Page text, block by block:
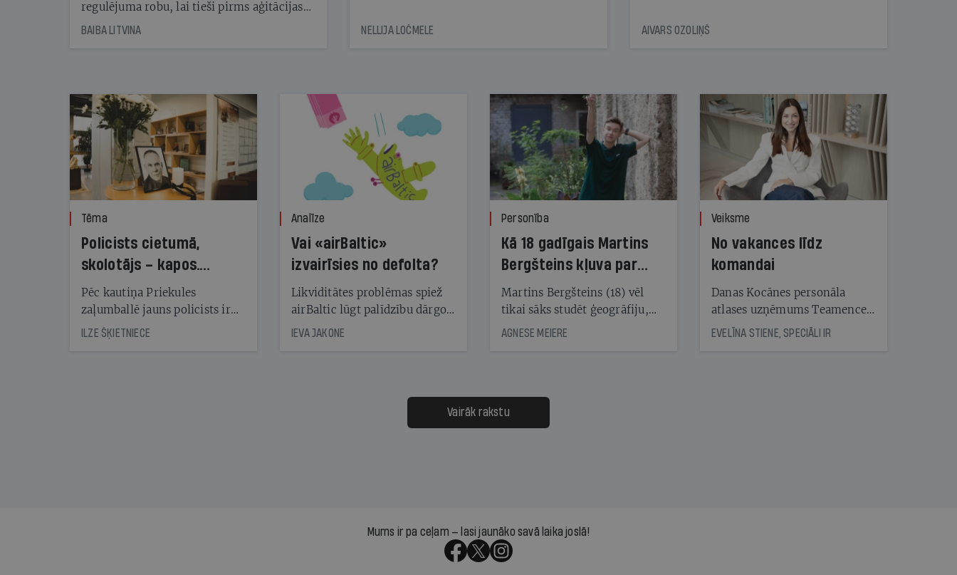
regulējuma robu, lai tieši pirms aģitācijas
starta izreklamētos par summu, kas
BAIBA LITVINA NELLIJA LOČMELE AIVARS OZOLIŅŠ
Tēma
Policists cietumā,
skolotājs – kapos.
Reibuma cena Priekulē
Pēc kautiņa Priekules
zaļumballē jauns policists ir
nonācis cietumā, bet
cienījams pedagogs — kapos.
ILZE ŠĶIETNIECE
Analīze
Vai «airBaltic»
izvairīsies no defolta?
Likviditātes problēmas spiež
airBaltic lūgt palīdzību dārgo
obligāciju turētājiem, taču
samaksāt augstos procentus,
kas jāpārskaita jau trīs dienas
pirms nākamās sapulces
IEVA JAKONE
Personība
Kā 18 gadīgais Martins
Bergšteins kļuva par
laika ziņu seju?
Martins Bergšteins (18) vēl
tikai sāks studēt ģeogrāfiju,
bet viņa sacītajam jau uzticas
uzcītīga darba, mammas
atbalsts un drosme turpināt
meteovērojumus arī tad, kad
AGNESE MEIERE
Veiksme
No vakances līdz
komandai
Danas Kocānes personāla
atlases uzņēmums Teamence
savieno īstos uzņēmumus ar
EVELĪNA STIENE, SPECIĀLI IR
Vairāk rakstu
Mums ir pa ceļam — lasi jaunāko savā laika joslā!